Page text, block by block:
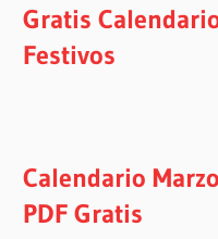
Gratis
Festivos
Calendario
PDF Gratis